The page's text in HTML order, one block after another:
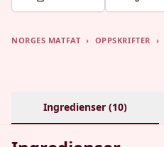
NORGES MATFAT › OPPSKRIFTER ›
Ingredienser (10)